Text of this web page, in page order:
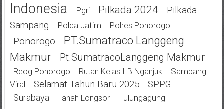
Indonesia
Pgri Pilkada 2024
Pilkada
Sampang
Polda Jatim Polres Ponorogo
Ponorogo
PT.Sumatraco Langgeng
Makmur
Pt.SumatracoLanggeng Makmur
Reog Ponorogo Rutan Kelas IIB Nganjuk
Sampang
Viral
Selamat Tahun Baru 2025
SPPG
Surabaya
Tanah Longsor Tulungagung